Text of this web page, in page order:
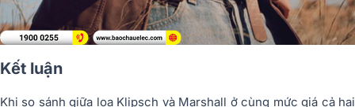
Kết luận
Khi so sánh giữa loa Klipsch và Marshall ở cùng mức giá cả hai